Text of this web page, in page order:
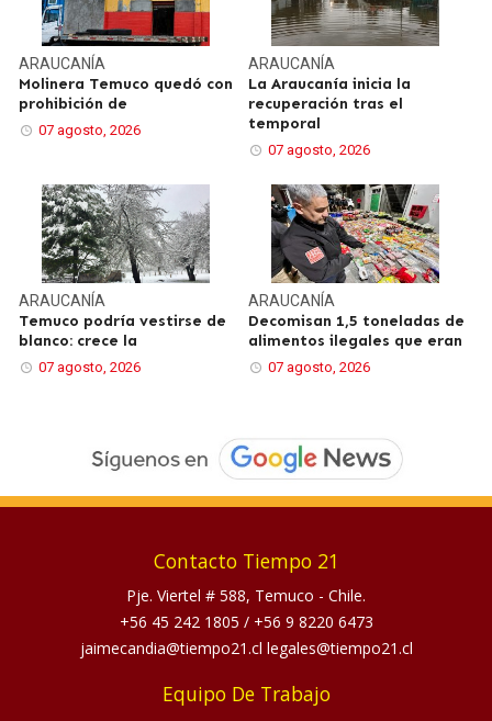
ARAUCANÍA
Molinera Temuco quedó con
prohibición de
07 agosto, 2026
ARAUCANÍA
La Araucanía inicia la
recuperación tras el
temporal
07 agosto, 2026
ARAUCANÍA
Temuco podría vestirse de
blanco: crece la
07 agosto, 2026
ARAUCANÍA
Decomisan 1,5 toneladas de
alimentos ilegales que eran
07 agosto, 2026
Contacto Tiempo 21
Pje. Viertel # 588, Temuco - Chile.
+56 45 242 1805 / +56 9 8220 6473
jaimecandia@tiempo21.cl legales@tiempo21.cl
Equipo De Trabajo